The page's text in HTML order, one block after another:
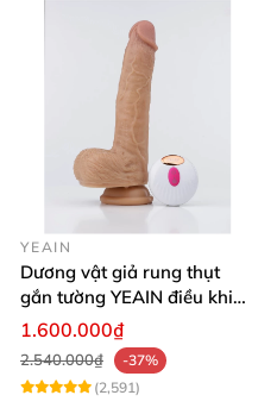
YEAIN
Dương vật giả rung thụt
gắn tường YEAIN điều khiển
từ xa tỏa nhiệt
1.600.000₫
2.540.000₫
-37%
(2,591)